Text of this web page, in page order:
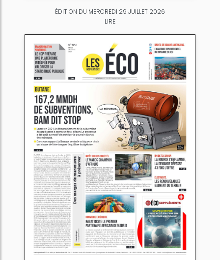
ÉDITION DU MERCREDI 29 JUILLET 2026
LIRE